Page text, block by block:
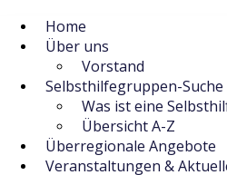
Home
Über uns
Vorstand
Selbsthilfegruppen-Suche
Was ist eine
Übersicht A-Z
Überregionale Angebote
Veranstaltungen &